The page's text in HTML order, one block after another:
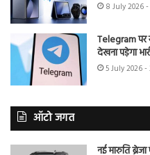
8 July 2026
Telegram पर
देखना पड़ेगा
5 July 2026 -
ऑटो जगत
नई मारुति